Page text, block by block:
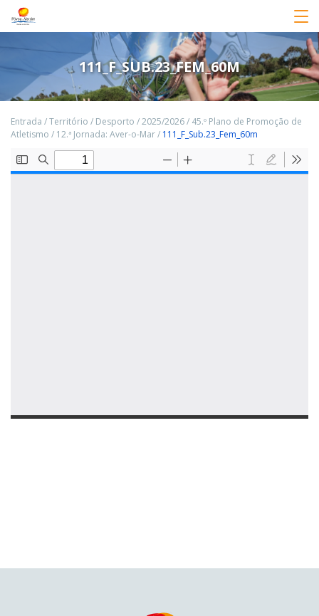
111_F_SUB.23_FEM_60M
Entrada /Território / Desporto /2025/2026/ 45.º Plano de Promoção de
Atletismo / 12.ª Jornada: Aver-o-Mar/ 111_F_Sub.23_Fem_60m